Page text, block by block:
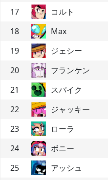
17 コルト
18
Max
19
ジェシー
20
フランケン
21
スパイク
22
ジャッキー
23
ローラ
24
ボニー
25
アッシュ